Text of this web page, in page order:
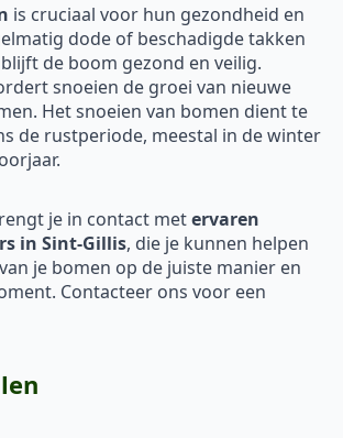
is cruciaal voor hun gezondheid en
dode of beschadigde takken
de boom gezond en veilig.
snoeien de groei van nieuwe
Het snoeien van bomen dient te
de rustperiode, meestal in de winter
je in contact metervaren
in Sint-Gillis, die je kunnen helpen
je bomen op de juiste manier en
Contacteer ons voor een